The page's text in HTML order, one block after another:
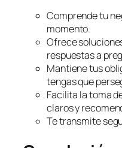
Comprende tu
momento.
Ofrece
respuestas a
Mantiene tus
tengas que
Facilita la toma
claros y
Te transmite